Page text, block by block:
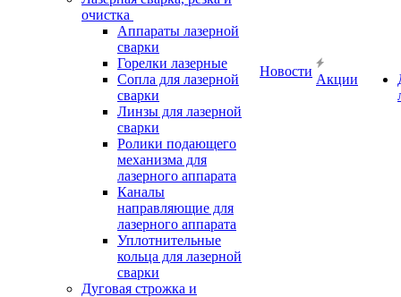
очистка
Аппараты лазерной
сварки
Горелки лазерные
Сопла для лазерной
сварки
Линзы для лазерной
сварки
Ролики подающего
механизма для
лазерного аппарата
Каналы
направляющие для
лазерного аппарата
Уплотнительные
кольца для лазерной
сварки
Дуговая строжка и
Новости
Акции